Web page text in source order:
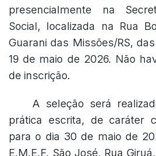
presencialmente na
Social, localizada na Rua
Guarani das Missões/RS,
19 de maio de 2026. Não
de inscrição.
A seleção será
prática escrita, de caráter
para o dia 30 de maio de
E.M.E.F. São José, Rua